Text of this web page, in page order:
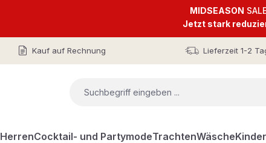
MIDSEASON
Jetzt stark
Kauf auf Rechnung Lieferzeit 1-2
HerrenCocktail- und PartymodeTrachtenWäscheKinder